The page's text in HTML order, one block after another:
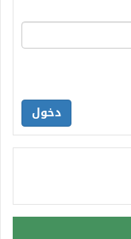
دخول